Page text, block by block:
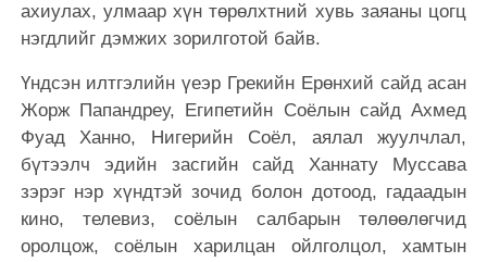
ахиулах, улмаар хүн төрөлхтний хувь заяаны цогц
нэгдлийг дэмжих зорилготой байв.
Үндсэн илтгэлийн үеэр Грекийн Ерөнхий сайд асан
Жорж Папандреу, Египетийн Соёлын сайд Ахмед
Фуад Ханно, Нигерийн Соёл, аялал жуулчлал,
бүтээлч эдийн засгийн сайд Ханнату Муссава
зэрэг нэр хүндтэй зочид болон дотоод, гадаадын
кино, телевиз, соёлын салбарын төлөөлөгчид
оролцож, соёлын харилцан ойлголцол, хамтын